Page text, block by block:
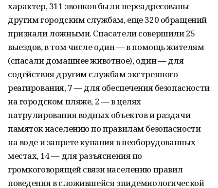
характер, 311 звонков были переадресованы
другим городским службам, еще 320 обращений
признали ложными. Спасатели совершили 25
выездов, в том числе один — в помощь жителям
(спасали домашнее животное), один — для
содействия другим службам экстренного
реагирования, 7 — для обеспечения безопасности
на городском пляже, 2 — в целях
патрулирования водных объектов и раздачи
памяток населению по правилам безопасности
на воде и запрете купания в необорудованных
местах, 14 — для разъяснения по
громкоговорящей связи населению правил
поведения в сложившейся эпидемиологической